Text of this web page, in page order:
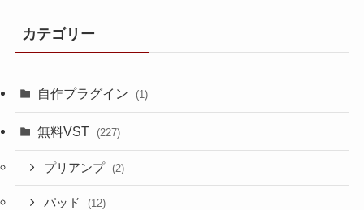
カテゴリー
自作プラグイン (1)
無料VST (227)
プリアンプ (2)
パッド (12)